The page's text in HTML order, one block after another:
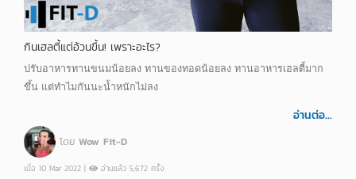
กินเฮลตี้แต่อ้วนขึ้น! เพราะอะไร?
ปรับอาหารทานขนมน้อยลง ทานของทอดน้อยลง ทานอาหารเฮลตี้มาก
ขึ้น แต่ทำไมกันนะน้ำหนักไม่ลง
อ่านต่อ...
โดย Wow Fit-D
เมื่อ 10 Mar 2022 | อ่านแล้ว 5,672 ครั้ง